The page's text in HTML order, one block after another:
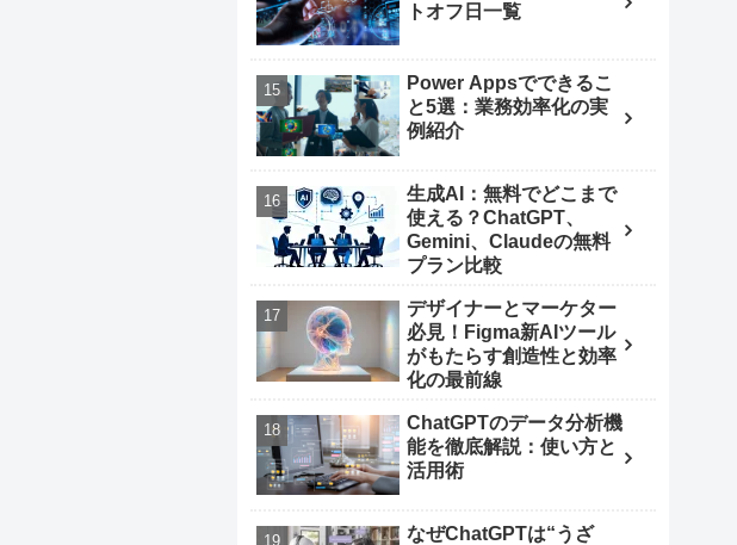
トオフ日一覧
Power Appsでできるこ
と5選：業務効率化の実
例紹介
生成AI：無料でどこまで
使える？ChatGPT、
Gemini、Claudeの無料
プラン比較
デザイナーとマーケター
必見！Figma新AIツール
がもたらす創造性と効率
化の最前線
ChatGPTのデータ分析機
能を徹底解説：使い方と
活用術
なぜChatGPTは“うざ